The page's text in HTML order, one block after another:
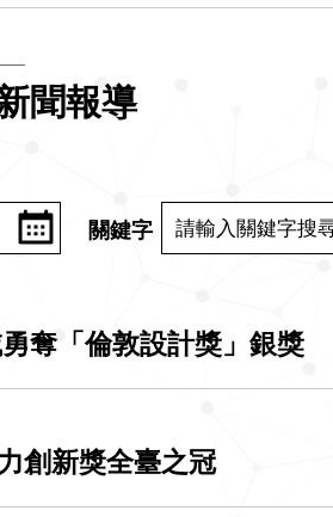
聞報導
關鍵字
奪「倫敦設計獎」銀獎
創新獎全臺之冠